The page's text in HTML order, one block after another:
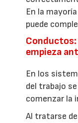
En la
puede
empieza
En los
del trabajo
comenzar la
Al tratarse